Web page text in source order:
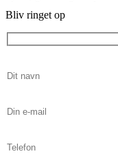
Bliv ringet op